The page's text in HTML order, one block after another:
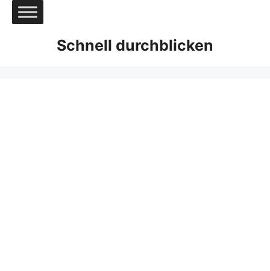
Zum
Inhalt
Schnell durchblicken